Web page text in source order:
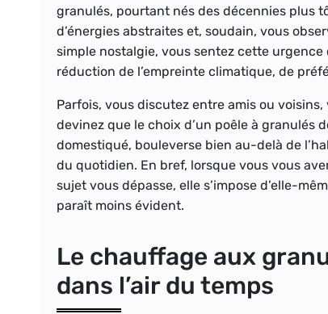
granulés, pourtant nés des décennies plus
d’énergies abstraites et, soudain, vous
simple nostalgie, vous sentez cette
réduction de l’empreinte climatique, de
Parfois, vous discutez entre amis ou
devinez que le choix d’un poêle à granulés
domestiqué, bouleverse bien au-delà de
du quotidien. En bref, lorsque vous vous
sujet vous dépasse, elle s’impose d’elle-
paraît moins évident.
Le chauffage aux
dans l’air du temps